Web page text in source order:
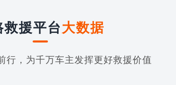
救援平台大数据
行，为千万车主发挥更好救援价值